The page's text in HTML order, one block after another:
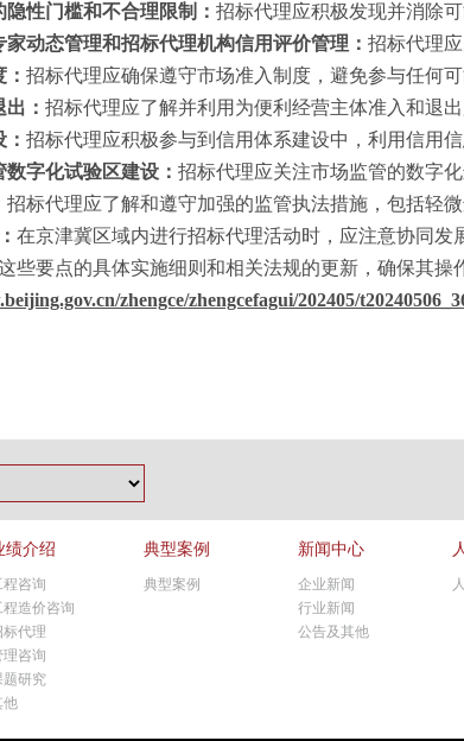
性门槛和不合理限制： 招标代理应积极发现并消除
动态管理和招标代理机构信用评价管理： 招标代理
招标代理应确保遵守市场准入制度，避免参与任何
： 招标代理应了解并利用为便利经营主体准入和退
招标代理应积极参与到信用体系建设中，利用信用
字化试验区建设： 招标代理应关注市场监管的数字
招标代理应了解和遵守加强的监管执法措施，包括轻
在京津冀区域内进行招标代理活动时，应注意协同发
些要点的具体实施细则和相关法规的更新，确保其操
zhengce/zhengcefagui/202405/
绩介绍
程咨询
程造价咨询
标代理
理咨询
题研究
他
典型案例
典型案例
新闻中心
企业新闻
行业新闻
公告及其他